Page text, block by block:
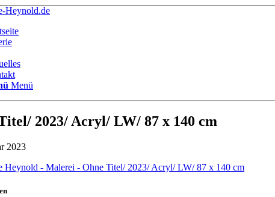
Menü
2023/ Acryl/ LW/ 87 x 140 cm
2023